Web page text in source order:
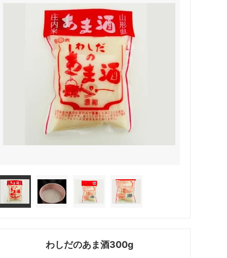
わしだのあま酒300g